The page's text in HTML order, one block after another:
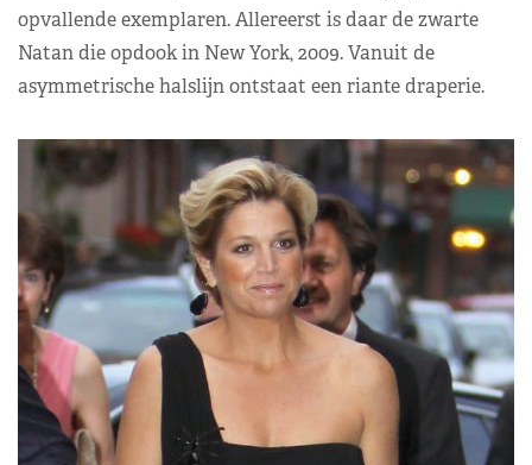
opvallende exemplaren. Allereerst is daar de zwarte
Natan die opdook in New York, 2009. Vanuit de
asymmetrische halslijn ontstaat een riante draperie.